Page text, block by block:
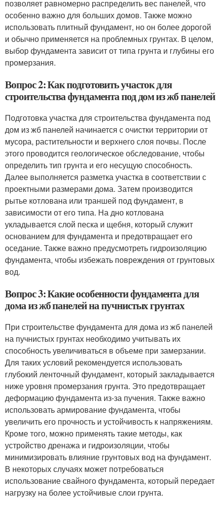
позволяет равномерно распределить вес панелей, что
особенно важно для больших домов. Также можно
использовать плитный фундамент, но он более дорогой
и обычно применяется на проблемных грунтах. В целом,
выбор фундамента зависит от типа грунта и глубины его
промерзания.
Вопрос 2: Как подготовить участок для
строительства фундамента под дом из жб панелей
Подготовка участка для строительства фундамента под
дом из жб панелей начинается с очистки территории от
мусора, растительности и верхнего слоя почвы. После
этого проводится геологическое обследование, чтобы
определить тип грунта и его несущую способность.
Далее выполняется разметка участка в соответствии с
проектными размерами дома. Затем производится
рытье котлована или траншей под фундамент, в
зависимости от его типа. На дно котлована
укладывается слой песка и щебня, который служит
основанием для фундамента и предотвращает его
оседание. Также важно предусмотреть гидроизоляцию
фундамента, чтобы избежать повреждения от грунтовых
вод.
Вопрос 3: Какие особенности фундамента для
дома из жб панелей на пучнистых грунтах
При строительстве фундамента для дома из жб панелей
на пучнистых грунтах необходимо учитывать их
способность увеличиваться в объеме при замерзании.
Для таких условий рекомендуется использовать
глубокий ленточный фундамент, который закладывается
ниже уровня промерзания грунта. Это предотвращает
деформацию фундамента из-за пучения. Также важно
использовать армирование фундамента, чтобы
увеличить его прочность и устойчивость к напряжениям.
Кроме того, можно применять такие методы, как
устройство дренажа и гидроизоляции, чтобы
минимизировать влияние грунтовых вод на фундамент.
В некоторых случаях может потребоваться
использование свайного фундамента, который передает
нагрузку на более устойчивые слои грунта.